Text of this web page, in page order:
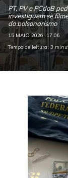
PT, PV e PCdoB
investiguem se
do bolsonarismo
15 MAIO 2026, 17:06
Tempo de leitura: 3